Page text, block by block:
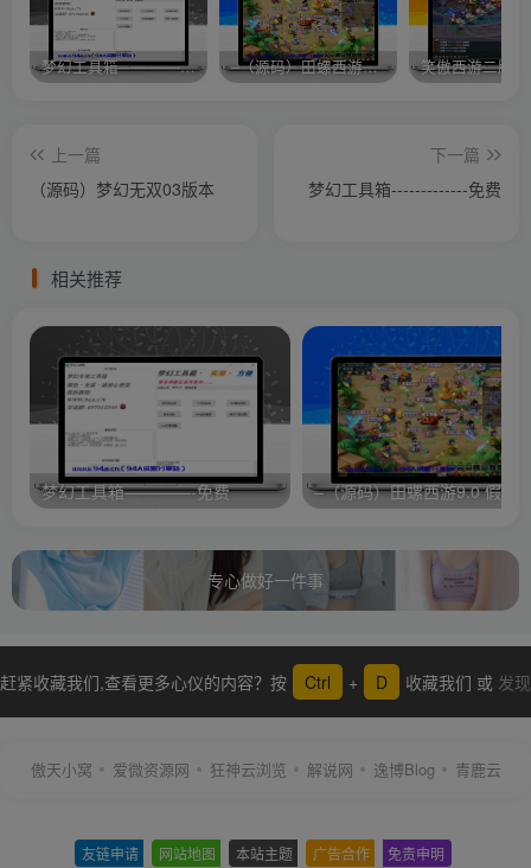
梦幻工具箱————-免费 –（源码）田螺西游9.0 假人摆摊18门派飞升渡劫化圣助战最新BB谛听…. 笑傲西游二版-
上一篇
（源码）梦幻无双03版本
下一篇
梦幻工具箱-------------免费
相关推荐
梦幻工具箱————-免费
专心做好一件事
赶紧收藏我们,查看更多心仪的内容？按 Ctrl + D 收藏我们 或 发现
傲天小窝 爱微资源网 狂神云浏览 解说网 逸博Blog 青鹿云
友链申请 网站地图 本站主题 广告合作 免责申明